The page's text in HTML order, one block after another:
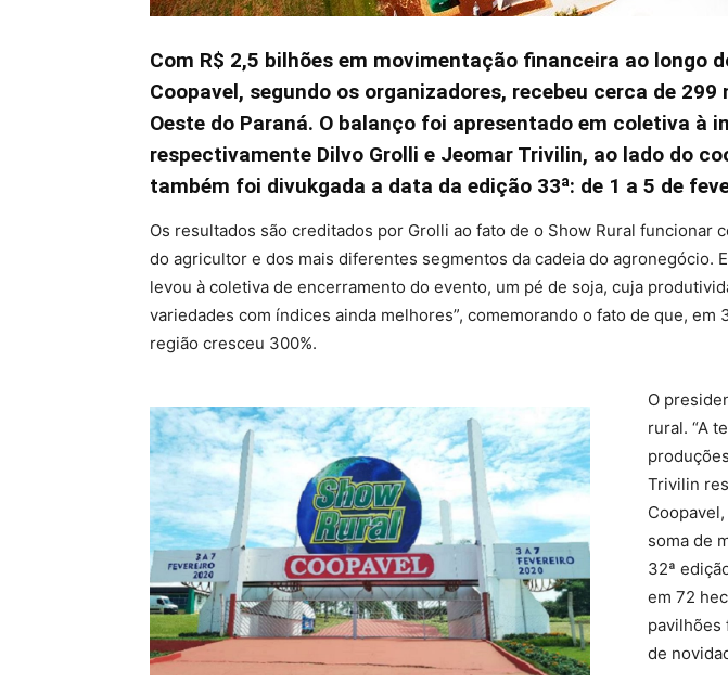
Com R$ 2,5 bilhões em movimentação financeira ao longo
Coopavel, segundo os organizadores, recebeu cerca de
Oeste do Paraná. O balanço foi apresentado em coletiva à
respectivamente Dilvo Grolli e Jeomar Trivilin, ao lado do
também foi divukgada a data da edição 33ª: de 1 a 5 de
Os resultados são creditados por Grolli ao fato de o Show Rural
do agricultor e dos mais diferentes segmentos da cadeia do agronegócio.
levou à coletiva de encerramento do evento, um pé de soja, cuja
variedades com índices ainda melhores”, comemorando o fato de que,
região cresceu 300%.
O
rural. “A
Trivilin
soma de
32ª
em 72
pavilhões
de